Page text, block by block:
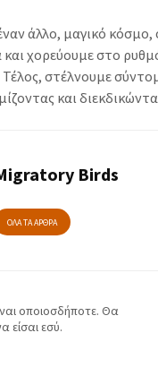
άλλο, μαγικό
και χορεύουμε στο
Τέλος, στέλνουμε
και
Birds
ΟΛΑ ΤΑ ΑΡΘΡΑ
οποιοσδήποτε. Θα
είσαι εσύ.